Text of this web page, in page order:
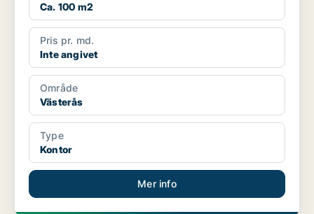
Ca. 100 m2
Pris pr. md.
Inte angivet
Område
Västerås
Type
Kontor
Mer info